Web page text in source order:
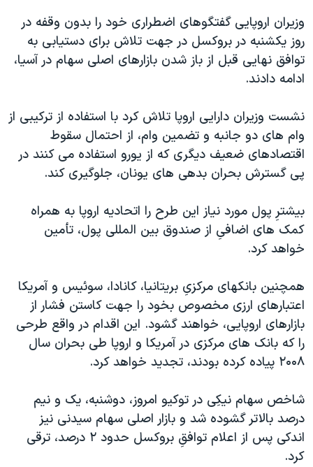
فرهنگ و زندگی
حقوق شهروندی
اقتصادی
اسرائیل در جنگ
گالری عکس
آرشیو پخش زنده
انتخابات ریاست جمهوری آمریکا ۲۰۲۴
حمله جمهوری اسلامی به اسرائیل
ورزش زنان در ایران
اعتراضات زن، زندگی، آزادی
مجموعه مستندهای دادخواهی
دادگاه حمید نوری
چهل سال گروگان‌گیری
اعتراضات مردمی آبان ۹۸
اسرائیل در جنگ
نرگس محمدی برنده جایزه نوبل صلح
همایش محافظه‌کاران آمریکا «سی‌پک»
سفر پرزیدنت ترامپ به چین
زبانهای مختلف
وزيران اروپايی گفتگوهای اضطراری خود را بدون وقفه در
روز یکشنبه در بروکسل در جهت تلاش برای دستيابی به
توافق نهایی قبل از باز شدن بازارهای اصلی سهام در آسیا،
ادامه دادند.
نشست وزيران دارايی اروپا تلاش کرد با استفاده از ترکیبی از
وام های دو جانبه و تضمین وام، از احتمال سقوط
اقتصادهای ضعيف ديگری که از يورو استفاده می کنند در
پی گسترش بحران بدهی های یونان، جلوگيری کند.
بيشترِ پول مورد نياز اين طرح را اتحادیه اروپا به همراه
کمک های اضافیِ از صندوق بین المللی پول، تأمين
خواهد کرد.
همچنين بانکهای مرکزیِ بريتانيا، کانادا، سوئيس و آمريکا
اعتبارهای ارزی مخصوص بخود را جهت کاستن فشار از
بازارهای اروپايی، خواهند گشود. اين اقدام در واقع طرحی
را که بانک های مرکزی در آمريکا و اروپا طی بحران سال
۲۰۰۸ پياده کرده بودند، تجديد خواهد کرد.
شاخص سهام نیکِی در توکيو امروز، دوشنبه، يک و نيم
درصد بالاتر گشوده شد و بازار اصلی سهام سیدنی نيز
اندکی پس از اعلام توافقِ بروکسل حدود ۲ درصد، ترقی
کرد.